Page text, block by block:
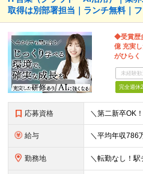
取得は別部署担当｜ランチ無料｜
◆受賞歴
億 充実
がひらく
未経験歓
完全週休
応募資格
給与
勤務地